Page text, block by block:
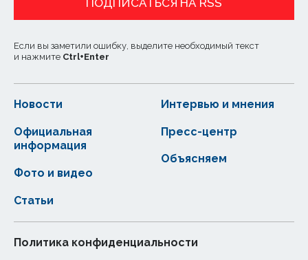
ПОДПИСАТЬСЯ НА RSS
Если вы заметили ошибку, выделите необходимый текст
и нажмите Ctrl+Enter
Новости
Статьи
Официальная
информация
Интервью и мнения
Фото и видео
Пресс-центр
Объясняем
Политика конфиденциальности